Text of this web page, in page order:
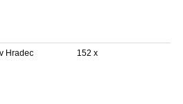
Hradec
152 x